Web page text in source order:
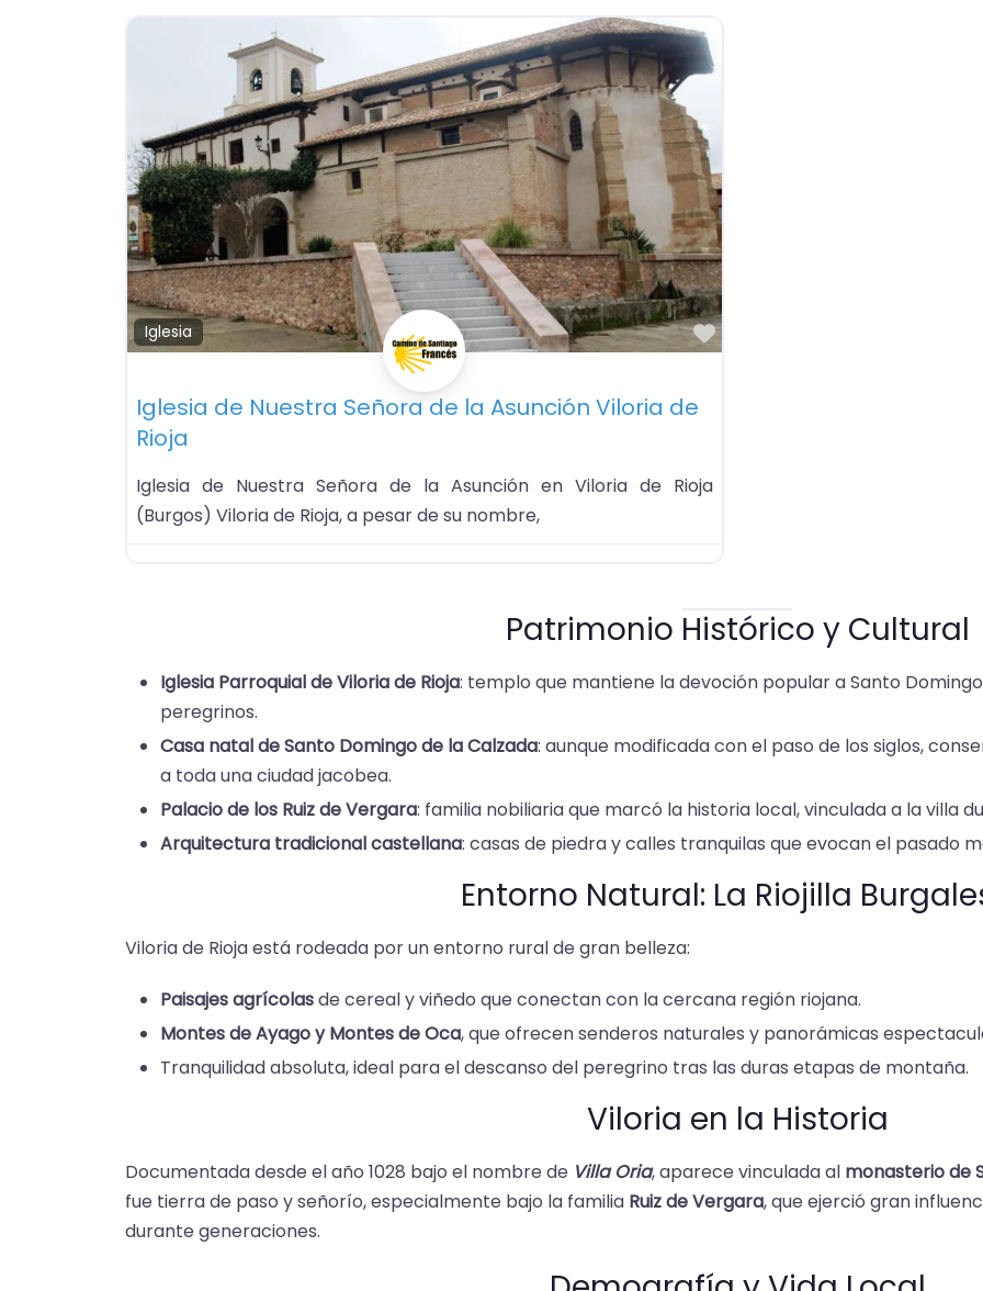
Iglesia Favorito
Iglesia de Nuestra Señora de la Asunción Viloria de
Rioja
Iglesia de Nuestra Señora de la Asunción en Viloria de Rioja
(Burgos) Viloria de Rioja, a pesar de su nombre,
Patrimonio Histórico y Cultural
Iglesia Parroquial de Viloria de Rioja: templo que mantiene la devoción popular a Santo
peregrinos.
Casa natal de Santo Domingo de la Calzada: aunque modificada con el paso de los siglos,
a toda una ciudad jacobea.
Palacio de los Ruiz de Vergara: familia nobiliaria que marcó la historia local, vinculada a la villa
Arquitectura tradicional castellana: casas de piedra y calles tranquilas que evocan el pasado
Entorno Natural: La Riojilla
Viloria de Rioja está rodeada por un entorno rural de gran belleza:
Paisajes agrícolasde cereal y viñedo que conectan con la cercana región riojana.
Montes de Ayago y Montes de Oca, que ofrecen senderos naturales y panorámicas
Tranquilidad absoluta, ideal para el descanso del peregrino tras las duras etapas de montaña.
Viloria en la Historia
Documentada desde el año 1028 bajo el nombre de Villa Oria, aparece vinculada al monasterio de
fue tierra de paso y señorío, especialmente bajo la familia Ruiz de Vergara, que ejerció gran
durante generaciones.